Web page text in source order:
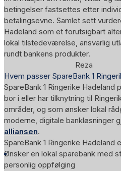
betingelser fastsettes etter
betalingsevne. Samlet sett
Hadeland som et forutsigbart
lokal tilstedeværelse, ansvarlig
rundt bankens produkter.
Reza
Hvem passer SpareBank 1
SpareBank 1 Ringerike
bor i eller har tilknytning til
områder, og som ønsker lokal
moderne, digitale bankløsninger
alliansen.
SpareBank 1 Ringerike
Ønsker en lokal sparebank med
personlig oppfølging